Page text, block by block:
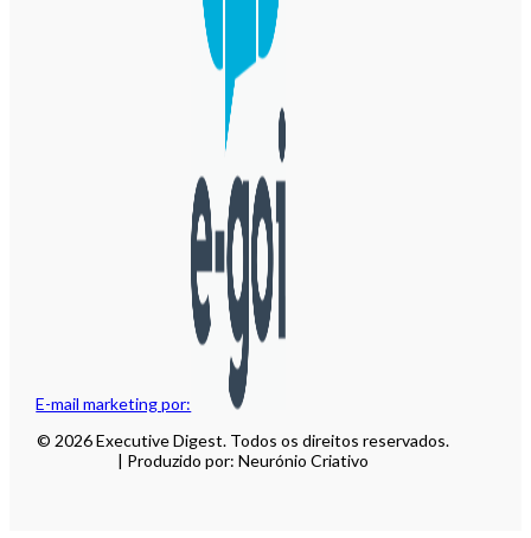
E-mail marketing por:
© 2026 Executive Digest. Todos os direitos reservados.
| Produzido por: Neurónio Criativo